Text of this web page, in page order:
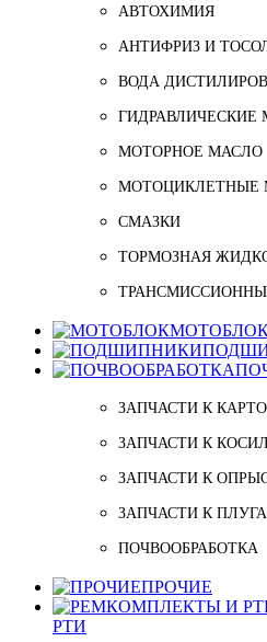
АВТОХИМИЯ
АНТИФРИЗ И
ВОДА
ГИДРАВЛИЧЕСКИЕ
МОТОРНОЕ МАСЛО
МОТОЦИКЛЕТНЫЕ
СМАЗКИ
ТОРМОЗНАЯ
ЗАПЧАСТИ К
ЗАПЧАСТИ К
ЗАПЧАСТИ К
ЗАПЧАСТИ К
ПОЧВООБРАБОТКА
ПРОЧИЕ
РТИ